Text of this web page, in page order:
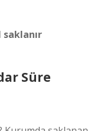
saklanır
Süre